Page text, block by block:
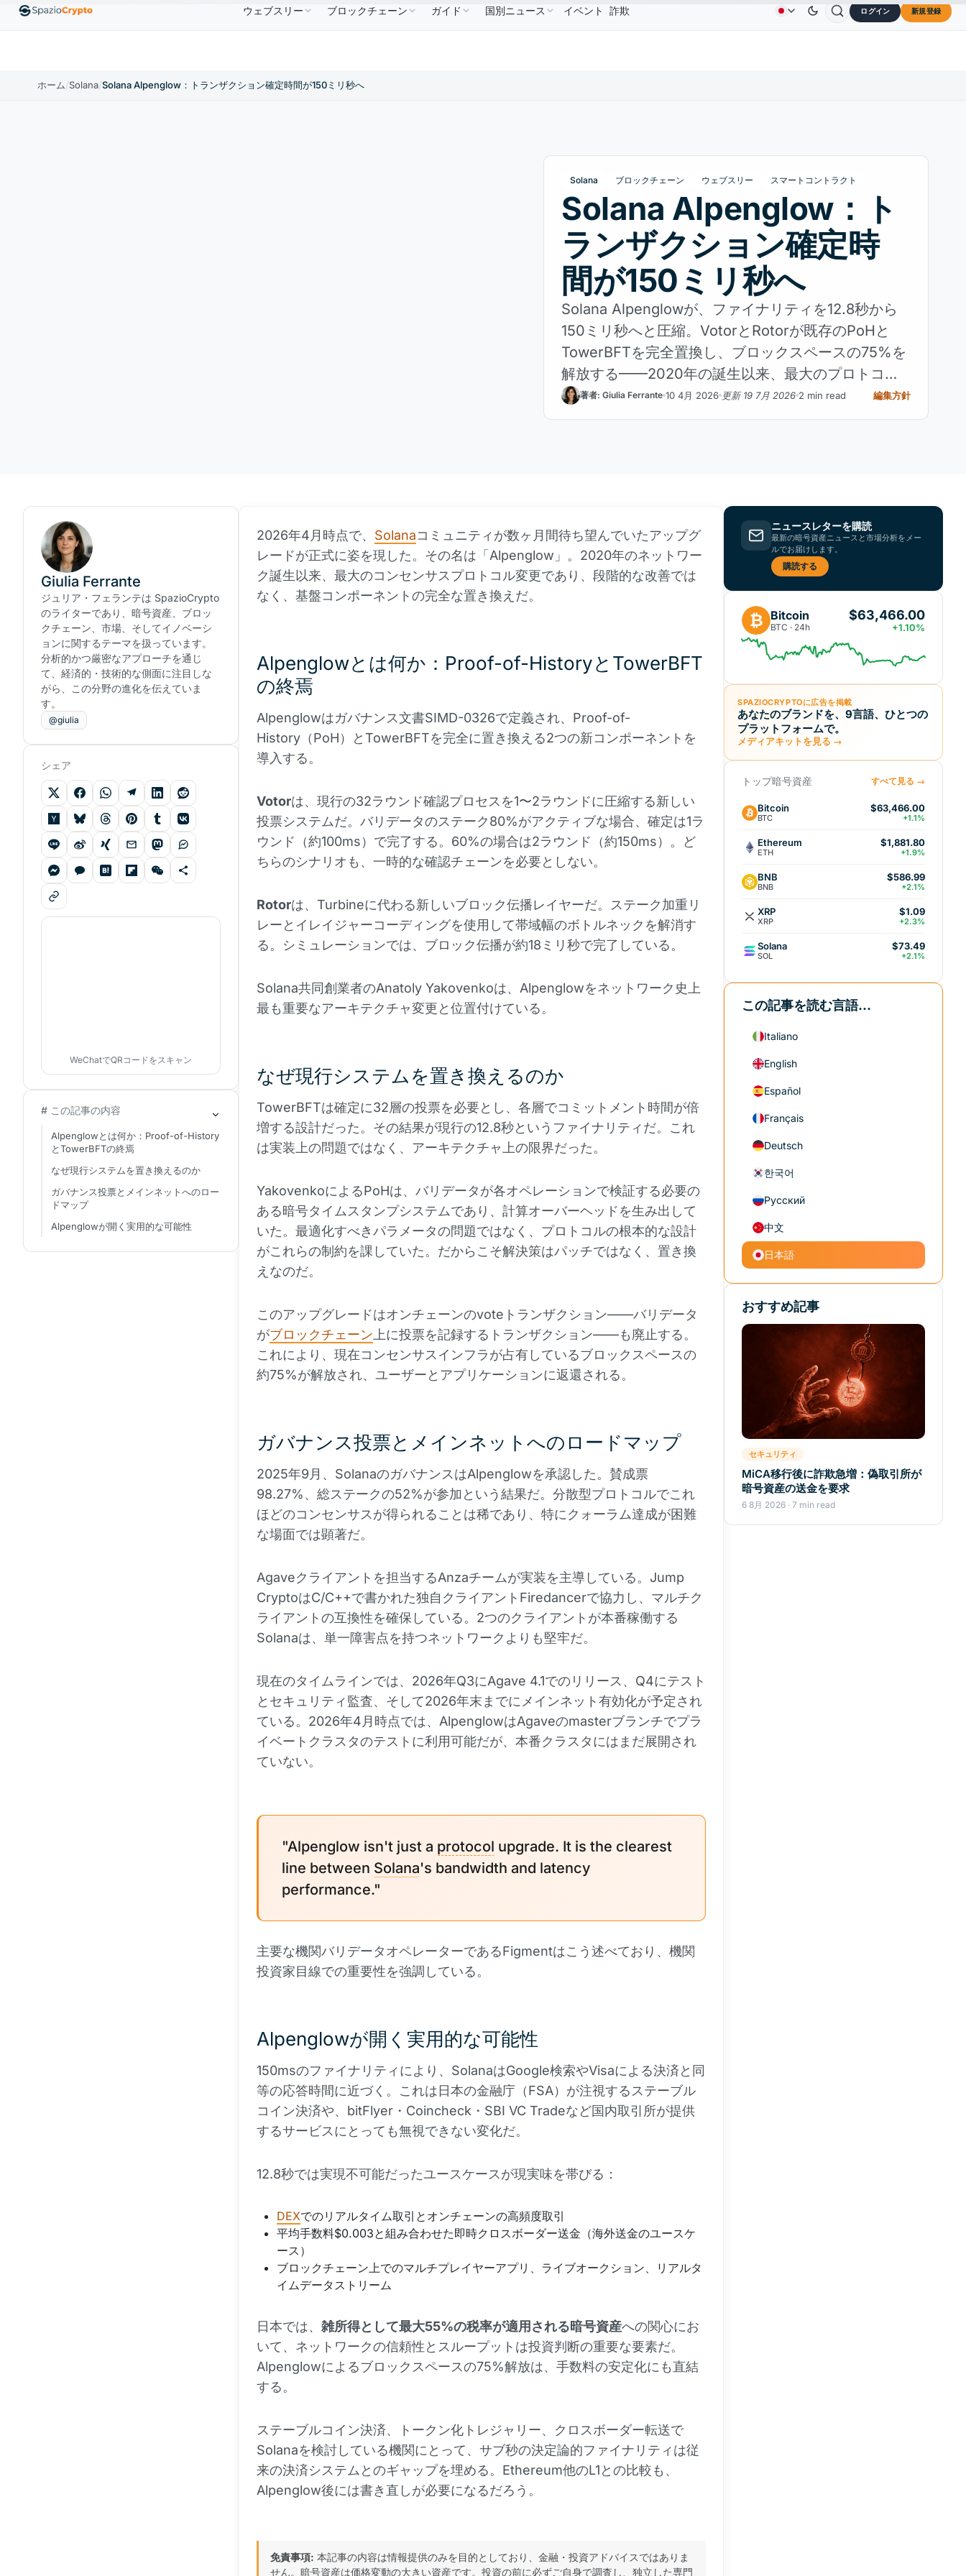
↑1.10% EthereumETH$1,880.58 $0.9991↑0.00% BNB BNB $586.64 ↑2.10% USDC USDC$0.9995 ↑0.00% XRP XRP$1.09 ↑2.30% SolanaSOL $0.3264↓0.30% Dogecoin DOGE$0.0707↑2.40%
お問い合わせ 会社概要
ウェブスリー ブロックチェーン ガイド 国別ニュース イベント 詐欺 ログイン 新規登録
ホーム/Solana/Solana Alpenglow：トランザクション確定時間が150ミリ秒へ
Solana ブロックチェーン ウェブスリー スマートコントラクト
Solana Alpenglow：ト
ランザクション確定時
間が150ミリ秒へ
Solana Alpenglowが、ファイナリティを12.8秒から
150ミリ秒へと圧縮。VotorとRotorが既存のPoHと
TowerBFTを完全置換し、ブロックスペースの75%を
解放する——2020年の誕生以来、最大のプロトコル
変更の全貌。
著者: Giulia Ferrante 10 4月 2026 更新 19 7月 2026 2 min read 編集方針
2026年4月時点で、 Solanaコミュニティが数ヶ月間待ち望んでいたアップグ
レードが正式に姿を現した。その名は「Alpenglow」。2020年のネットワー
ク誕生以来、最大のコンセンサスプロトコル変更であり、段階的な改善では
なく、基盤コンポーネントの完全な置き換えだ。
Alpenglowとは何か：Proof-of-HistoryとTowerBFT
の終焉
Alpenglowはガバナンス文書SIMD-0326で定義され、Proof-of-
History（PoH）とTowerBFTを完全に置き換える2つの新コンポーネントを
導入する。
Votorは、現行の32ラウンド確認プロセスを1〜2ラウンドに圧縮する新しい
投票システムだ。バリデータのステーク80%がアクティブな場合、確定は1ラ
ウンド（約100ms）で完了する。60%の場合は2ラウンド（約150ms）。ど
ちらのシナリオも、一時的な確認チェーンを必要としない。
Rotorは、Turbineに代わる新しいブロック伝播レイヤーだ。ステーク加重リ
レーとイレイジャーコーディングを使用して帯域幅のボトルネックを解消す
る。シミュレーションでは、ブロック伝播が約18ミリ秒で完了している。
Solana共同創業者のAnatoly Yakovenkoは、Alpenglowをネットワーク史上
最も重要なアーキテクチャ変更と位置付けている。
なぜ現行システムを置き換えるのか
TowerBFTは確定に32層の投票を必要とし、各層でコミットメント時間が倍
増する設計だった。その結果が現行の12.8秒というファイナリティだ。これ
は実装上の問題ではなく、アーキテクチャ上の限界だった。
YakovenkoによるPoHは、バリデータが各オペレーションで検証する必要の
ある暗号タイムスタンプシステムであり、計算オーバーヘッドを生み出して
いた。最適化すべきパラメータの問題ではなく、プロトコルの根本的な設計
がこれらの制約を課していた。だからこそ解決策はパッチではなく、置き換
えなのだ。
このアップグレードはオンチェーンのvoteトランザクション——バリデータ
がブロックチェーン 上に投票を記録するトランザクション——も廃止する。
これにより、現在コンセンサスインフラが占有しているブロックスペースの
約75%が解放され、ユーザーとアプリケーションに返還される。
ガバナンス投票とメインネットへのロードマップ
2025年9月、SolanaのガバナンスはAlpenglowを承認した。賛成票
98.27%、総ステークの52%が参加という結果だ。分散型プロトコルでこれ
ほどのコンセンサスが得られることは稀であり、特にクォーラム達成が困難
な場面では顕著だ。
Agaveクライアントを担当するAnzaチームが実装を主導している。Jump
CryptoはC/C++で書かれた独自クライアントFiredancerで協力し、マルチク
ライアントの互換性を確保している。2つのクライアントが本番稼働する
Solanaは、単一障害点を持つネットワークよりも堅牢だ。
現在のタイムラインでは、2026年Q3にAgave 4.1でのリリース、Q4にテスト
とセキュリティ監査、そして2026年末までにメインネット有効化が予定され
ている。2026年4月時点では、AlpenglowはAgaveのmasterブランチでプラ
イベートクラスタのテストに利用可能だが、本番クラスタにはまだ展開され
ていない。
"Alpenglow isn't just a protocol upgrade. It is the clearest
line between Solana's bandwidth and latency
performance."
主要な機関バリデータオペレーターであるFigmentはこう述べており、機関
投資家目線での重要性を強調している。
Alpenglowが開く実用的な可能性
150msのファイナリティにより、SolanaはGoogle検索やVisaによる決済と同
等の応答時間に近づく。これは日本の金融庁（FSA）が注視するステーブル
コイン決済や、bitFlyer・Coincheck・SBI VC Tradeなど国内取引所が提供
するサービスにとっても無視できない変化だ。
12.8秒では実現不可能だったユースケースが現実味を帯びる：
DEXでのリアルタイム取引とオンチェーンの高頻度取引
平均手数料$0.003と組み合わせた即時クロスボーダー送金（海外送金のユースケ
ース）
ブロックチェーン上でのマルチプレイヤーアプリ、ライブオークション、リアルタ
イムデータストリーム
日本では、 雑所得として最大55%の税率が適用される暗号資産への関心にお
いて、ネットワークの信頼性とスループットは投資判断の重要な要素だ。
Alpenglowによるブロックスペースの75%解放は、手数料の安定化にも直結
する。
ステーブルコイン決済、トークン化トレジャリー、クロスボーダー転送で
Solanaを検討している機関にとって、サブ秒の決定論的ファイナリティは従
来の決済システムとのギャップを埋める。Ethereum他のL1との比較も、
Alpenglow後には書き直しが必要になるだろう。
免責事項: 本記事の内容は情報提供のみを目的としており、金融・投資アドバイスではありま
せん。暗号資産は価格変動の大きい資産です。投資の前に必ずご自身で調査し、独立した専門
Giulia Ferrante
ジュリア・フェランテは SpazioCrypto
のライターであり、暗号資産、ブロッ
クチェーン、市場、そしてイノベーシ
ョンに関するテーマを扱っています。
分析的かつ厳密なアプローチを通じ
て、経済的・技術的な側面に注目しな
がら、この分野の進化を伝えていま
す。
@giulia
シェア
WeChatでQRコードをスキャン
# この記事の内容
Alpenglowとは何か：Proof-of-History
とTowerBFTの終焉
なぜ現行システムを置き換えるのか
ガバナンス投票とメインネットへのロー
ドマップ
Alpenglowが開く実用的な可能性
ニュースレターを購読
最新の暗号資産ニュースと市場分析をメー
ルでお届けします。
購読する
₿ Bitcoin
BTC · 24h
$63,466.00
+1.10%
SPAZIOCRYPTOに広告を掲載
あなたのブランドを、9言語、ひとつの
プラットフォームで。
メディアキットを見る →
トップ暗号資産 すべて見る →
Bitcoin
BTC
$63,466.00
+1.1%
Ethereum
ETH
$1,881.80
+1.9%
BNB
BNB
$586.99
+2.1%
XRP
XRP
$1.09
+2.3%
Solana
SOL
$73.49
+2.1%
この記事を読む言語...
Italiano
English
Español
Français
Deutsch
한국어
Русский
中文
日本語
おすすめ記事
セキュリティ
MiCA移行後に詐欺急増：偽取引所が
暗号資産の送金を要求
6 8月 2026 · 7 min read